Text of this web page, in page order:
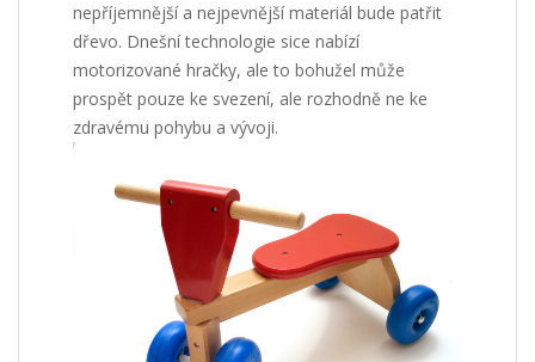
nepříjemnější a nejpevnější materiál bude patřit
dřevo. Dnešní technologie sice nabízí
motorizované hračky, ale to bohužel může
prospět pouze ke svezení, ale rozhodně ne ke
zdravému pohybu a vývoji.